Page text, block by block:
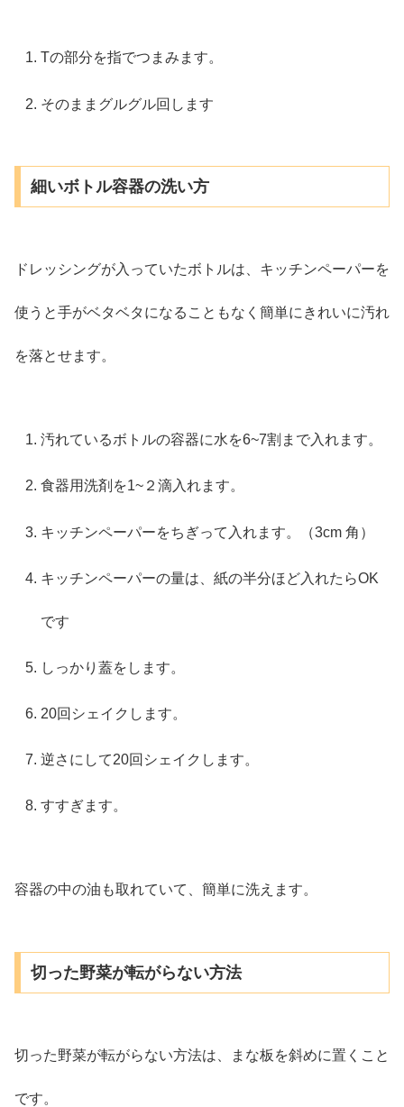
Tの部分を指でつまみます。
そのままグルグル回します
細いボトル容器の洗い方
ドレッシングが入っていたボトルは、キッチンペーパーを
使うと手がベタベタになることもなく簡単にきれいに汚れ
を落とせます。
汚れているボトルの容器に水を6~7割まで入れます。
食器用洗剤を1~２滴入れます。
キッチンペーパーをちぎって入れます。（3cm 角）
キッチンペーパーの量は、紙の半分ほど入れたらOK
です
しっかり蓋をします。
20回シェイクします。
逆さにして20回シェイクします。
すすぎます。
容器の中の油も取れていて、簡単に洗えます。
切った野菜が転がらない方法
切った野菜が転がらない方法は、まな板を斜めに置くこと
です。